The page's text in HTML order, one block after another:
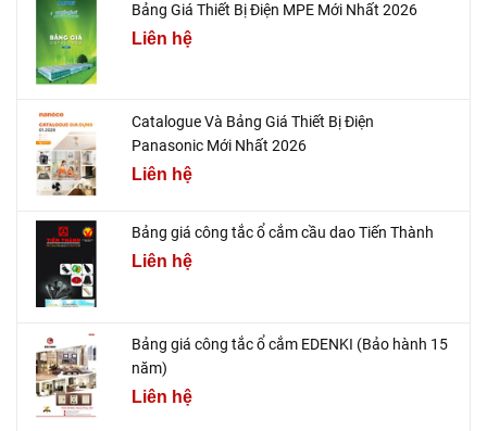
Bảng Giá Thiết Bị Điện MPE Mới Nhất 2026
Liên hệ
Catalogue Và Bảng Giá Thiết Bị Điện
Panasonic Mới Nhất 2026
Liên hệ
Bảng giá công tắc ổ cắm cầu dao Tiến Thành
Liên hệ
Bảng giá công tắc ổ cắm EDENKI (Bảo hành 15
năm)
Liên hệ